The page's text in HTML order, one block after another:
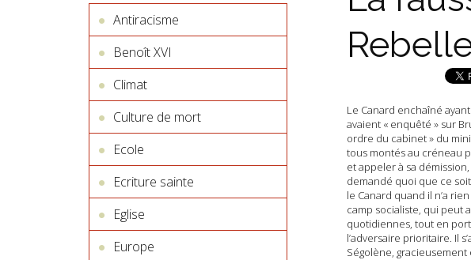
Antiracisme
Benoît XVI
Climat
Culture de mort
Ecole
Ecriture sainte
Eglise
Europe
Le Canard enchaîné
avaient « enquêté » sur
ordre du cabinet » du
tous montés au créneau
et appeler à sa
demandé quoi que ce
le Canard quand il n’a
camp socialiste, qui peut
quotidiennes, tout en
l’adversaire prioritaire. Il
Ségolène,